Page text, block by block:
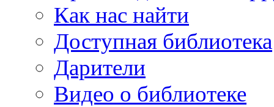
Как нас найти
Доступная библиотека
Дарители
Видео о библиотеке